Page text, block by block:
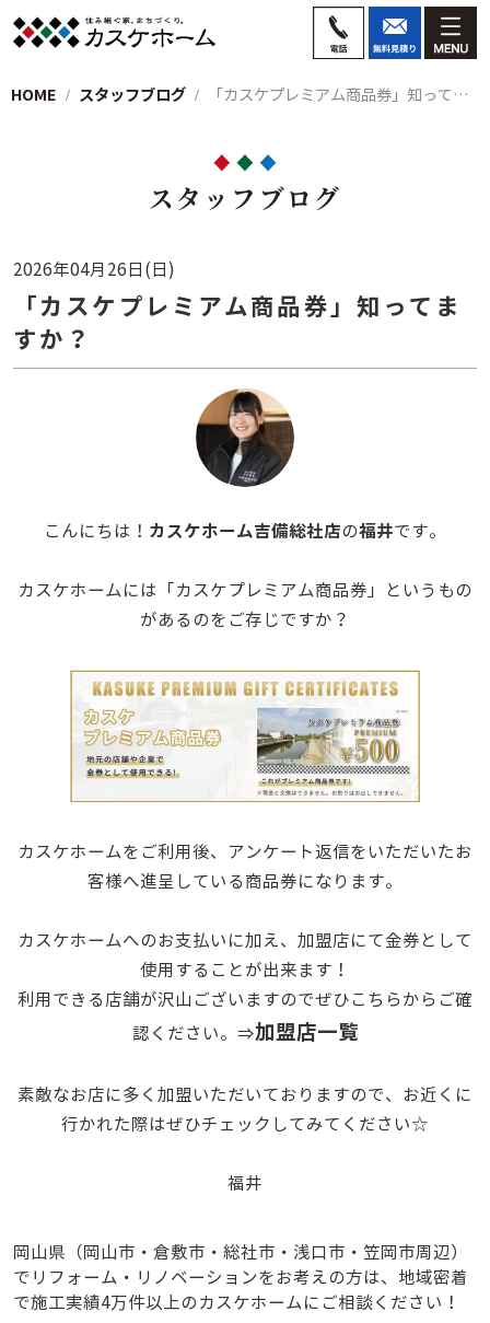
HOME スタッフブログ 「カスケプレミアム商品券」知ってますか？
スタッフブログ
2026年04月26日(日)
「カスケプレミアム商品券」知ってま
すか？
こんにちは！ カスケホーム吉備総社店の福井です。
カスケホームには「カスケプレミアム商品券」というもの
があるのをご存じですか？
カスケホームをご利用後、アンケート返信をいただいたお
客様へ進呈している商品券になります。
カスケホームへのお支払いに加え、加盟店にて金券として
使用することが出来ます！
利用できる店舗が沢山ございますのでぜひこちらからご確
認ください。⇒加盟店一覧
素敵なお店に多く加盟いただいておりますので、お近くに
行かれた際はぜひチェックしてみてください☆
福井
岡山県（岡山市・倉敷市・総社市・浅口市・笠岡市周辺）
でリフォーム・リノベーションをお考えの方は、地域密着
で施工実績4万件以上のカスケホームにご相談ください！